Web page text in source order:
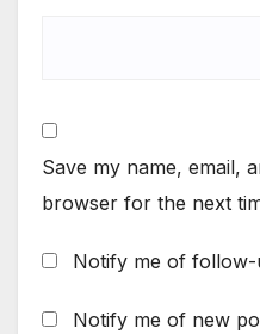
Save my name, email,
browser for the next
Notify me of follow-
Notify me of new